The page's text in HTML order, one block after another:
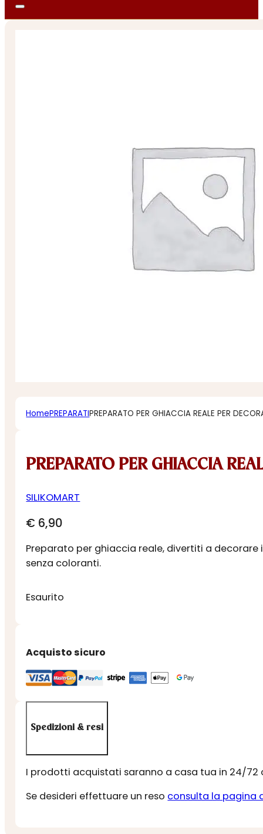
HomePREPARATIPREPARATO PER GHIACCIA REALE PER
PREPARATO PER GHIACCIA
SILIKOMART
€ 6,90
Preparato per ghiaccia reale, divertiti a decorare
senza coloranti.
Esaurito
Acquisto sicuro
Spedizioni & resi
I prodotti acquistati saranno a casa tua in 24/72
Se desideri effettuare un reso consulta la pagina